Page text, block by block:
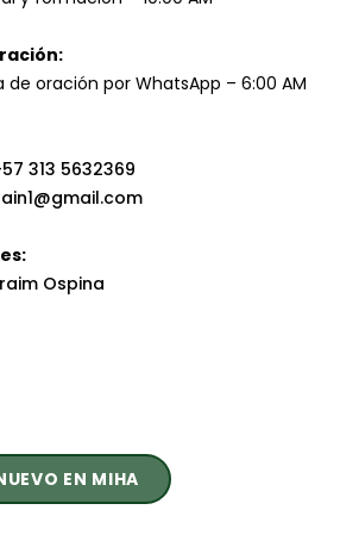
de oración por WhatsApp – 6:00 AM
313 5632369
Ospina
EN MIHA